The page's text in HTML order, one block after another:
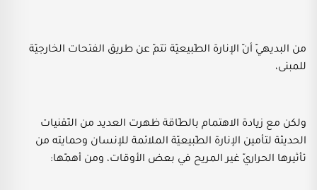
من البديهيّ أنّ الإنارة الطّبيعيّة تتمّ عن طريق الفتحات الخارجيّة
للمبنى،
ولكن مع زيادة الاهتمام بالطّاقة ظهرت العديد من التّقنيات
الحديثة لتأمين الإنارة الطّبيعيّة الملائمة للإنسان وحمايته من
تأثيرها الحراريّ غير المريح في بعض الأوقات، ومن أهمّها: